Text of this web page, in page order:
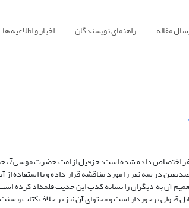
مقاله راهنمای نویسندگان اخبار و اطلاعیه ها
صدیقین در سه نفر را مورد مناقشه قرار داده و با
آن به دیگران را نشانه کذب این حدیث قلمداد کرده
قبولی برخوردار است و محتوای آن نیز بر خلاف کتاب و